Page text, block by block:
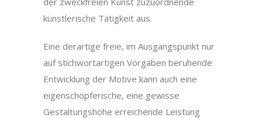
künstlerische Tätigkeit aus.
Eine derartige freie, im Ausgangspunkt nur
auf stichwortartigen Vorgaben beruhende
Entwicklung der Motive kann auch eine
eigenschöpferische, eine gewisse
Gestaltungshöhe erreichende Leistung